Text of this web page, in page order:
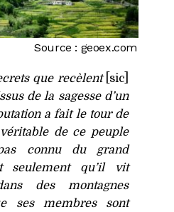
Source : geoex.com
que recèlent[sic]
de la sagesse d’un
a fait le tour de
de ce peuple
connu du grand
seulement qu’il vit
des montagnes
ses membres sont